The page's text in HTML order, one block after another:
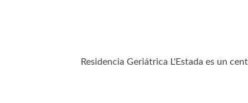
Residencia Geriátrica L'Estada es un